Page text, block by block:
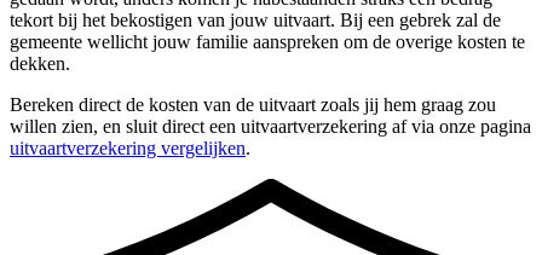
tekort bij het bekostigen van jouw uitvaart. Bij een gebrek zal de
gemeente wellicht jouw familie aanspreken om de overige kosten te
dekken.
Bereken direct de kosten van de uitvaart zoals jij hem graag zou
willen zien, en sluit direct een uitvaartverzekering af via onze pagina
uitvaartverzekering vergelijken.